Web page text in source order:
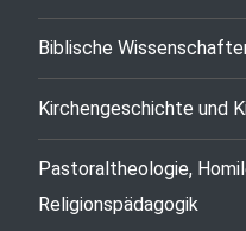
Biblische
Kirchengeschichte und
Pastoraltheologie,
Religionspädagogik